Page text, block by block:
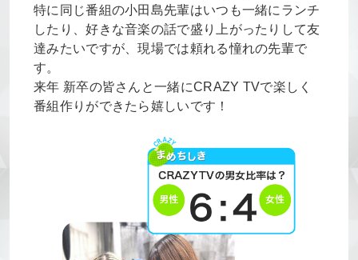
特に同じ番組の小田島先輩はいつも一緒にランチ
したり、好きな音楽の話で盛り上がったりして友
達みたいですが、現場では頼れる憧れの先輩で
す。
来年 新卒の皆さんと一緒にCRAZY TVで楽しく
番組作りができたら嬉しいです！